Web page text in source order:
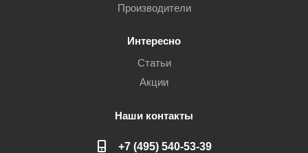
Производители
Интересно
Статьи
Акции
Наши контакты
+7 (495) 540-53-39